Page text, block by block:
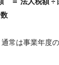
常は事業年度